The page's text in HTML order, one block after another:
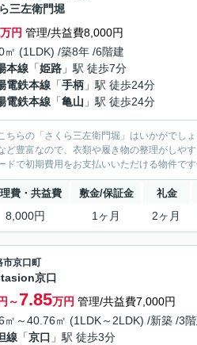
三左衛門堀
万円 管理/共益費8,000円
㎡ (1LDK) /築8年 /6階建
本線 「姫路 」駅 徒歩7分
電鉄本線 「手柄 」駅 徒歩24分
電鉄本線 「亀山 」駅 徒歩24分
ちらの「さくら三左衛門堀」はいかがで
ど豊富なので、衣類や履き物の整理がしや
ドで初期費用をお支払いいただける物件で
費・共益費 敷金/保証金 礼金
8,000円 1ヶ月 2ヶ月
市京口町
京口
～7.85万円 管理/共益費7,000円
㎡～40.76㎡ (1LDK～2LDK) /新築 /3
線 「京口 」駅 徒歩3分